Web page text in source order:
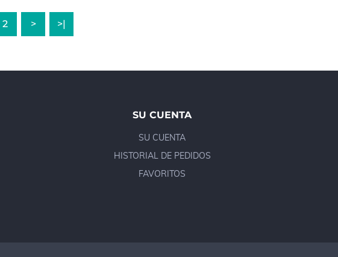
2 > >|
SU CUENTA
SU CUENTA
HISTORIAL DE PEDIDOS
FAVORITOS